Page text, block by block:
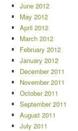
June 2012
May 2012
April 2012
March 2012
February 2012
January 2012
December 2011
November 2011
October 2011
September 2011
August 2011
July 2011